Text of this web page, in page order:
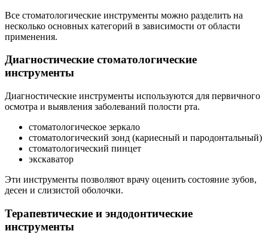
Все стоматологические инструменты можно разделить на
несколько основных категорий в зависимости от области
применения.
Диагностические стоматологические
инструменты
Диагностические инструменты используются для первичного
осмотра и выявления заболеваний полости рта.
стоматологическое зеркало
стоматологический зонд (кариесный и пародонтальный)
стоматологический пинцет
экскаватор
Эти инструменты позволяют врачу оценить состояние зубов,
десен и слизистой оболочки.
Терапевтические и эндодонтические
инструменты